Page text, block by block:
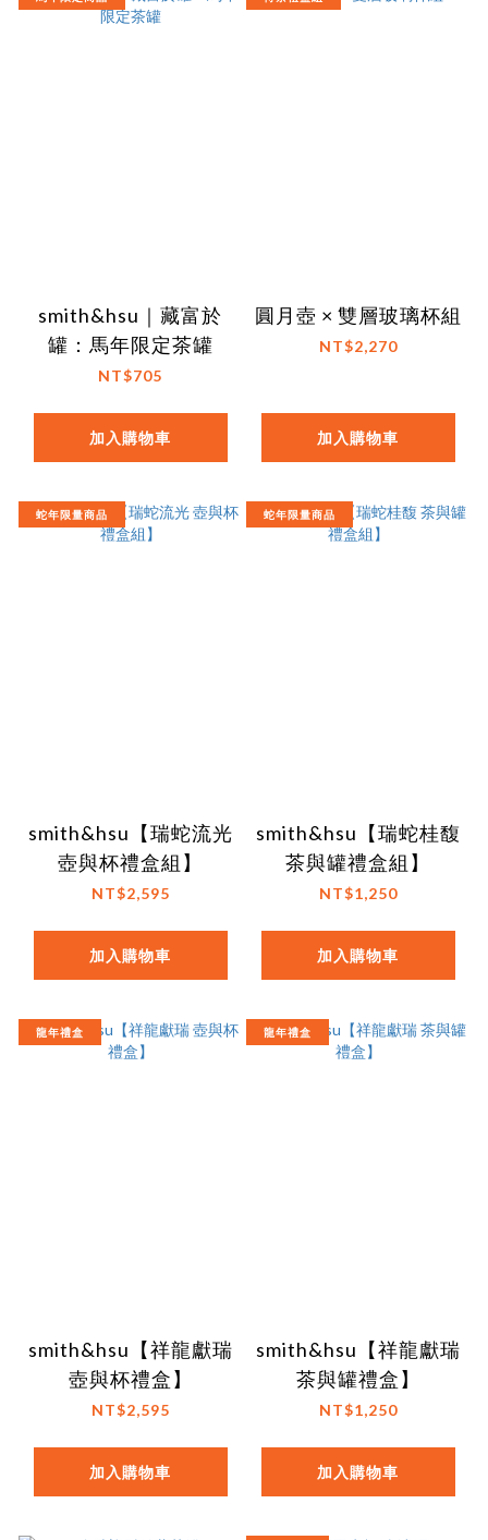
smith&hsu｜藏富於
罐：馬年限定茶罐
NT$705
加入購物車
圓月壺 × 雙層玻璃杯組
NT$2,270
加入購物車
蛇年限量商品
smith&hsu【瑞蛇流光
壺與杯禮盒組】
NT$2,595
加入購物車
蛇年限量商品
smith&hsu【瑞蛇桂馥
茶與罐禮盒組】
NT$1,250
加入購物車
龍年禮盒
smith&hsu【祥龍獻瑞
壺與杯禮盒】
NT$2,595
加入購物車
龍年禮盒
smith&hsu【祥龍獻瑞
茶與罐禮盒】
NT$1,250
加入購物車